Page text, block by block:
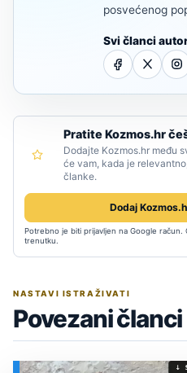
posvećenog
Svi članci
Pratite Kozmos.hr
Dodajte Kozmos.hr među
će vam, kada je
članke.
Dodaj
Potrebno je biti prijavljen na Google
trenutku.
NASTAVI ISTRAŽIVATI
Povezani članci